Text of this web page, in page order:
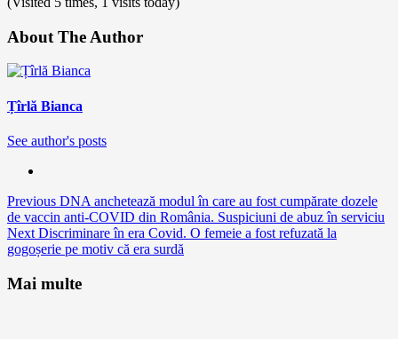
About The Author
Țîrlă Bianca
See author's posts
Continue
Reading
Previous DNA anchetează modul în care au fost cumpărate dozele
de vaccin anti-COVID din România. Suspiciuni de abuz în serviciu
Next Discriminare în era Covid. O femeie a fost refuzată la
gogoșerie pe motiv că era surdă
Mai multe